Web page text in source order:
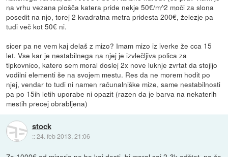
na vrhu vezana plošča katera pride nekje 50€/m^2 moči za slona
posedit na njo, torej 2 kvadratna metra pridesta 200€, železje pa
tudi več kot 50€ ni.
sicer pa ne vem kaj delaš z mizo? Imam mizo iz iverke že cca 15
let. Vse kar je nestabilnega na njej je izvlečljiva polica za
tipkovnico, katero sem moral doslej 2x nove luknje zvrtat da stojijo
vodilni elementi še na svojem mestu. Res da ne morem hodit po
njej, vendar to tudi ni namen računalniške mize, same nestabilnosti
pa po 15ih letih uporabe ni opazit (razen da je barva na nekaterih
mestih precej obrabljena)
stock
::24. feb 2013, 21:06